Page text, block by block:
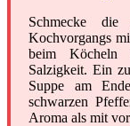
Schmecke
Kochvorgangs
beim Köcheln
Salzigkeit. Ein
Suppe am
schwarzen
Aroma als mit